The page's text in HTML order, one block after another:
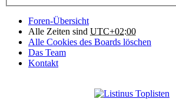
Foren-Übersicht
Alle Zeiten sind UTC+02:00
Alle Cookies des Boards löschen
Das Team
Kontakt